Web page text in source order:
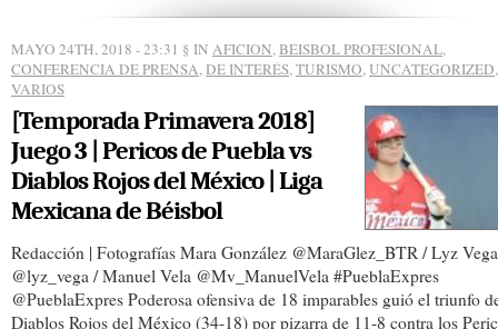
MAYO 24TH, 2018 - 23:31 § IN AFICION,BEISBOL PROFESIONAL,
CONFERENCIA DE PRENSA,DE INTERÉS,TURISMO,UNCATEGORIZED,
VARIOS
[Temporada Primavera 2018]
Juego 3 | Pericos de Puebla vs
Diablos Rojos del México | Liga
Mexicana de Béisbol
Redacción | Fotografías Mara González @MaraGlez_BTR / Lyz Vega
@lyz_vega / Manuel Vela @Mv_ManuelVela #PueblaExpres
@PueblaExpres Poderosa ofensiva de 18 imparables guió el triunfo
Diablos Rojos del México (34-18) por pizarra de 11-8 contra los